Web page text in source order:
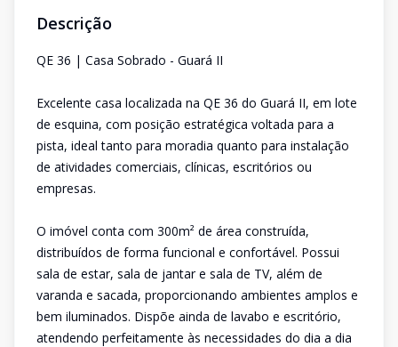
Descrição
QE 36 | Casa Sobrado - Guará II
Excelente casa localizada na QE 36 do Guará II, em lote
de esquina, com posição estratégica voltada para a
pista, ideal tanto para moradia quanto para instalação
de atividades comerciais, clínicas, escritórios ou
empresas.
O imóvel conta com 300m² de área construída,
distribuídos de forma funcional e confortável. Possui
sala de estar, sala de jantar e sala de TV, além de
varanda e sacada, proporcionando ambientes amplos e
bem iluminados. Dispõe ainda de lavabo e escritório,
atendendo perfeitamente às necessidades do dia a dia